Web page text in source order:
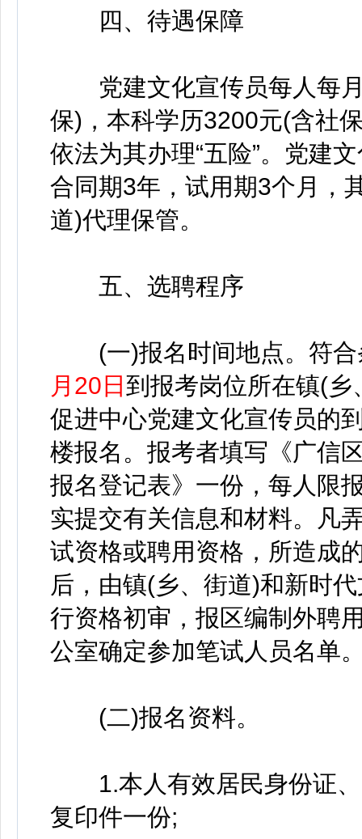
四、待遇保障
党建文化宣传员每人每月
保)，本科学历3200元(含社
依法为其办理“五险”。党建
合同期3年，试用期3个月，
道)代理保管。
五、选聘程序
(一)报名时间地点。符合
月20日到报考岗位所在镇(
促进中心党建文化宣传员的
楼报名。报考者填写《广信
报名登记表》一份，每人限
实提交有关信息和材料。凡
试资格或聘用资格，所造成
后，由镇(乡、街道)和新时
行资格初审，报区编制外聘
公室确定参加笔试人员名单
(二)报名资料。
1.本人有效居民身份证、
复印件一份;